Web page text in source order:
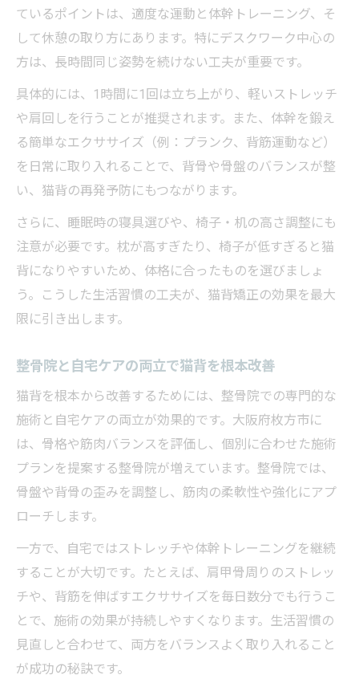
ているポイントは、適度な運動と体幹トレーニング、そ
して休憩の取り方にあります。特にデスクワーク中心の
方は、長時間同じ姿勢を続けない工夫が重要です。
具体的には、1時間に1回は立ち上がり、軽いストレッチ
や肩回しを行うことが推奨されます。また、体幹を鍛え
る簡単なエクササイズ（例：プランク、背筋運動など）
を日常に取り入れることで、背骨や骨盤のバランスが整
い、猫背の再発予防にもつながります。
さらに、睡眠時の寝具選びや、椅子・机の高さ調整にも
注意が必要です。枕が高すぎたり、椅子が低すぎると猫
背になりやすいため、体格に合ったものを選びましょ
う。こうした生活習慣の工夫が、猫背矯正の効果を最大
限に引き出します。
整骨院と自宅ケアの両立で猫背を根本改善
猫背を根本から改善するためには、整骨院での専門的な
施術と自宅ケアの両立が効果的です。大阪府枚方市に
は、骨格や筋肉バランスを評価し、個別に合わせた施術
プランを提案する整骨院が増えています。整骨院では、
骨盤や背骨の歪みを調整し、筋肉の柔軟性や強化にアプ
ローチします。
一方で、自宅ではストレッチや体幹トレーニングを継続
することが大切です。たとえば、肩甲骨周りのストレッ
チや、背筋を伸ばすエクササイズを毎日数分でも行うこ
とで、施術の効果が持続しやすくなります。生活習慣の
見直しと合わせて、両方をバランスよく取り入れること
が成功の秘訣です。